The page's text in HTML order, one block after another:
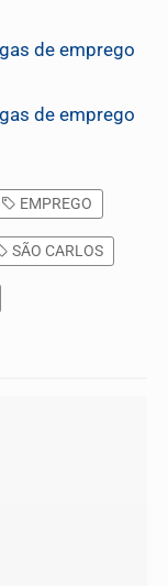
de emprego
de emprego
EMPREGO
SÃO CARLOS